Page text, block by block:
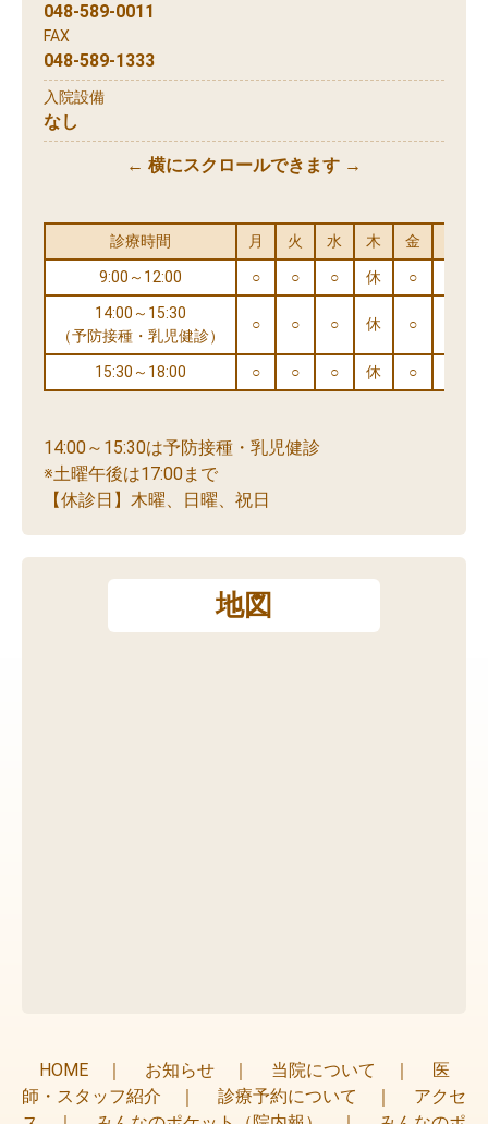
048-589-0011
FAX
048-589-1333
入院設備
なし
← 横にスクロールできます →
診療時間 月 火 水 木 金
9:00～12:00 ○ ○ ○ 休 ○
14:00～15:30
（予防接種・乳児健診）
○ ○ ○ 休 ○
15:30～18:00 ○ ○ ○ 休 ○
14:00～15:30は予防接種・乳児健診
※土曜午後は17:00まで
【休診日】木曜、日曜、祝日
地図
HOME ｜ お知らせ ｜ 当院について ｜
医
師・スタッフ紹介
｜ 診療予約について ｜
アクセ